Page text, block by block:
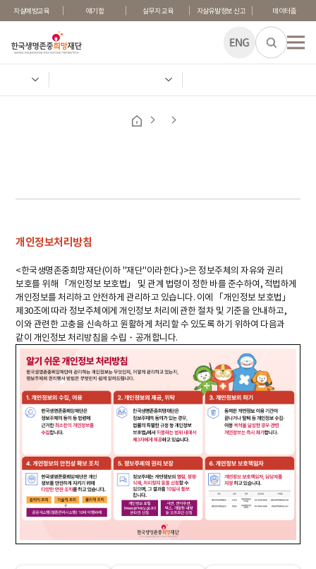
자살예방교육 얘기함 실무자 교육 자살유발정보 신고 데이터줌
전체메
개인정보처리방침
<한국생명존중희망재단(이하 "재단"이라한다.)>은 정보주체의 자유와 권리
보호를 위해 「개인정보 보호법」 및 관계 법령이 정한 바를 준수하여, 적법하게
개인정보를 처리하고 안전하게 관리하고 있습니다. 이에 「개인정보 보호법」
제30조에 따라 정보주체에게 개인정보 처리에 관한 절차 및 기준을 안내하고,
이와 관련한 고충을 신속하고 원활하게 처리할 수 있도록 하기 위하여 다음과
같이 개인정보 처리방침을 수립・공개합니다.